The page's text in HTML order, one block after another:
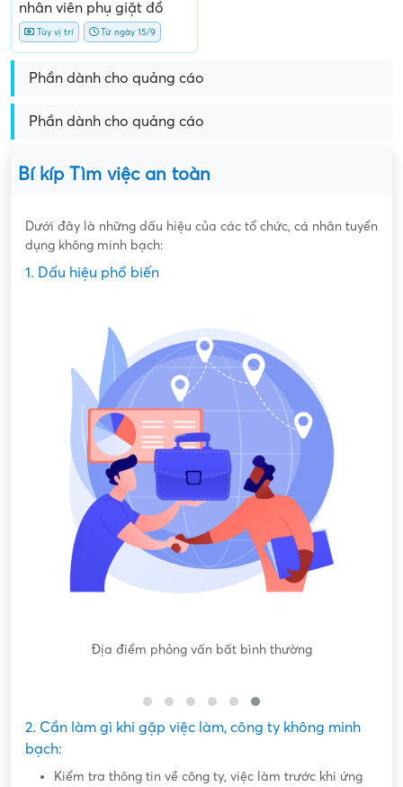
nhân viên phụ giặt đồ
Tùy vị trí Từ ngày 15/9
Phần dành cho quảng cáo
Phần dành cho quảng cáo
Bí kíp Tìm việc an toàn
Dưới đây là những dấu hiệu của các tổ chức, cá nhân tuyển
dụng không minh bạch:
1. Dấu hiệu phổ biến
Nội dung mô tả công việc sơ sài, không đồng nhất với công
2. Cần làm gì khi gặp việc làm, công ty không minh
bạch:
Kiểm tra thông tin về công ty, việc làm trước khi ứng